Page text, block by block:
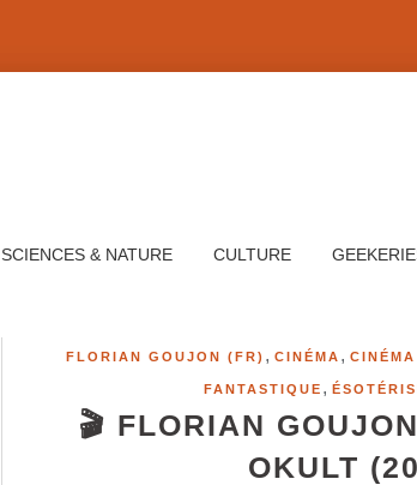
SCIENCES & NATURE CULTURE
FLORIAN GOUJON (FR) , CINÉMA ,
FANTASTIQUE ,
🎬 FLORIAN
OKULT